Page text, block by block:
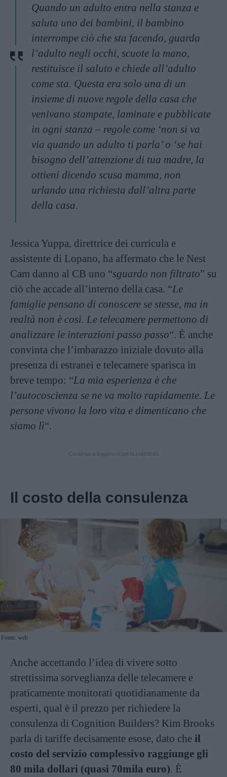
Quando un adulto entra nella stanza e
saluta uno dei bambini, il bambino
interrompe ciò che sta facendo, guarda
l’adulto negli occhi, scuote la mano,
restituisce il saluto e chiede all’adulto
come sta. Questa era solo una di un
insieme di nuove regole della casa che
venivano stampate, laminate e pubblicate
in ogni stanza – regole come ‘non si va
via quando un adulto ti parla’ o ‘se hai
bisogno dell’attenzione di tua madre, la
ottieni dicendo scusa mamma, non
urlando una richiesta dall’altra parte
della casa.
Jessica Yuppa, direttrice dei curricula e
assistente di Lopano, ha affermato che le Nest
Cam danno al CB uno “sguardo non filtrato” su
ciò che accade all’interno della casa. “Le
famiglie pensano di conoscere se stesse, ma in
realtà non è così. Le telecamere permettono di
analizzare le interazioni passo passo“. È anche
convinta che l’imbarazzo iniziale dovuto alla
presenza di estranei e telecamere sparisca in
breve tempo: “La mia esperienza è che
l’autocoscienza se ne va molto rapidamente. Le
persone vivono la loro vita e dimenticano che
siamo lì“.
Il costo della consulenza
Fonte: web
Anche accettando l’idea di vivere sotto
strettissima sorveglianza delle telecamere e
praticamente monitorati quotidianamente da
esperti, qual è il prezzo per richiedere la
consulenza di Cognition Builders? Kim Brooks
parla di tariffe decisamente esose, dato che il
costo del servizio complessivo raggiunge gli
80 mila dollari (quasi 70mila euro). È